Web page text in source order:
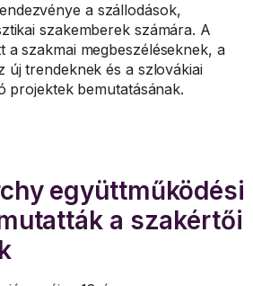
a szállodások,
szakemberek számára. A
szakmai megbeszéléseknek, a
új trendeknek és a szlovákiai
projektek bemutatásának.
együttműködési
a szakértői